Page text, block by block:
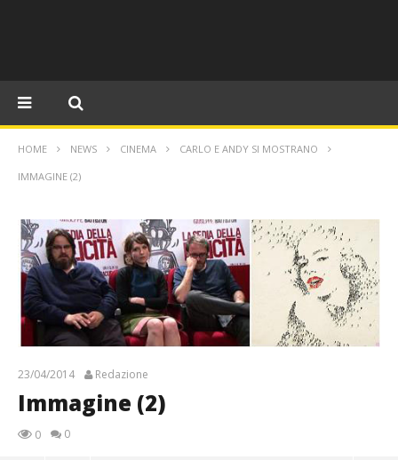
HOME NEWS CINEMA CARLO E ANDY SI MOSTRANO
IMMAGINE (2)
23/04/2014 Redazione
Immagine (2)
0 0